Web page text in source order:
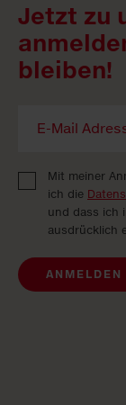
Jetzt zu
bleiben!
Mit meiner
ich die
und dass ich
ausdrücklich
ANMELDEN